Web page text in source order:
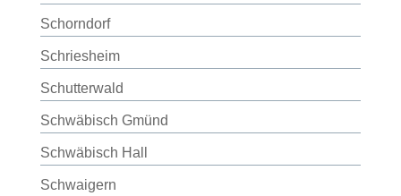
Schorndorf
Schriesheim
Schutterwald
Schwäbisch Gmünd
Schwäbisch Hall
Schwaigern